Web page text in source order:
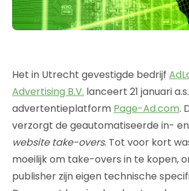
Het in Utrecht gevestigde bedrijf
Advertising B.V. lanceert 21 januari
advertentieplatform Page-Ad.com.
verzorgt de geautomatiseerde in-
website take-overs. Tot voor kort
moeilijk om take-overs in te kopen,
publisher zijn eigen technische